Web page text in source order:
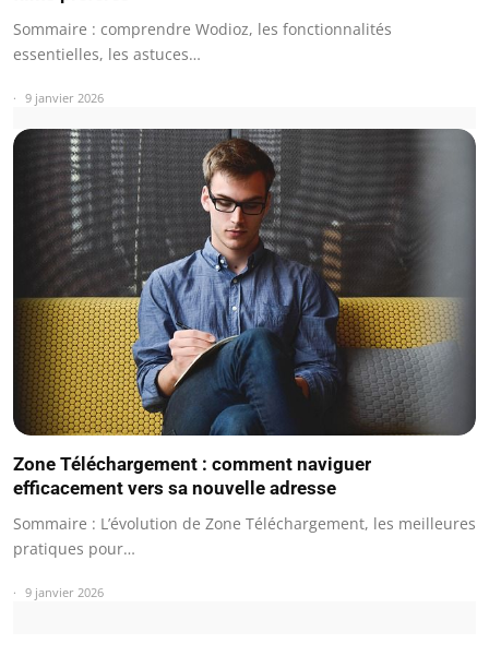
Sommaire : comprendre Wodioz, les fonctionnalités
essentielles, les astuces…
9 janvier 2026
Zone Téléchargement : comment naviguer
efficacement vers sa nouvelle adresse
Sommaire : L’évolution de Zone Téléchargement, les meilleures
pratiques pour…
9 janvier 2026